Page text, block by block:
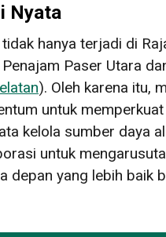
Nyata
hanya terjadi di
Paser Utara
). Oleh karena itu,
untuk
kelola sumber daya
untuk
depan yang lebih baik